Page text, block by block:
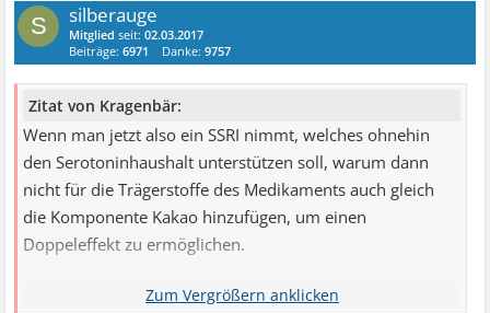
S silberauge
Mitglied seit:02.03.2017
Beiträge:6971 Danke:9757
Zitat von Kragenbär:
Wenn man jetzt also ein SSRI nimmt, welches ohnehin
den Serotoninhaushalt unterstützen soll, warum dann
nicht für die Trägerstoffe des Medikaments auch gleich
die Komponente Kakao hinzufügen, um einen
Doppeleffekt zu ermöglichen.
Beta-Pharma hat das jetzt erfolgreich ausprobiert. Das